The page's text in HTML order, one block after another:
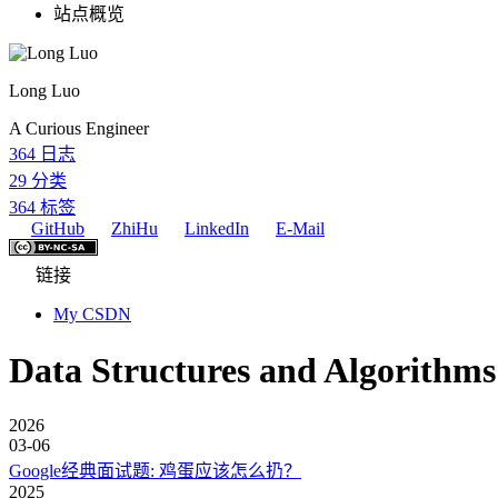
站点概览
Long Luo
A Curious Engineer
364 日志
29 分类
364 标签
GitHub
ZhiHu LinkedIn E-Mail
链接
My CSDN
Data Structures and
2026
03-06
Google经典面试题: 鸡蛋应该怎么扔？
2025